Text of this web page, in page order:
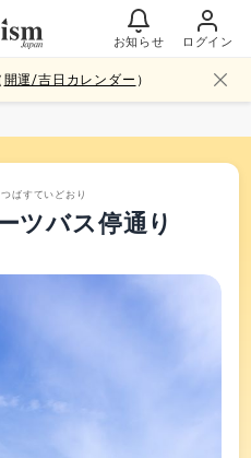
お知らせ ログイン
開運/吉日カレンダー ）
ばすていどおり
ツバス停通り